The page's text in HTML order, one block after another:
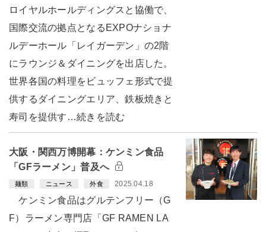
ロイヤルホールディングスと協働で、
国際交流の拠点となるEXPOナショナ
ルデーホール「レイガーデン」の2階
にラウンジ＆ダイニングを出店した。
世界各国の料理をビュッフェ形式で提
供するダイニングエリア、鉄板焼きと
寿司を提供す…続きを読む
大阪・関西万博開幕：ケンミン食品
「GFラーメン」普及へ
麺類 ニュース 外食 2025.04.18
ケンミン食品はグルテンフリー（G
F）ラーメン専門店「GF RAMEN LA